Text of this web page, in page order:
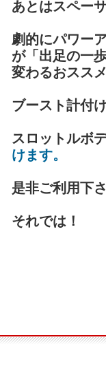
あとはスペー
劇的にパワー
が「出足の一
変わるおスス
ブースト計付
スロットルボ
けます。
是非ご利用下
それでは！